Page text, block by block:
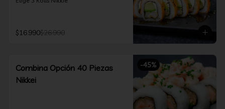
$16.990$26.990
-45%
Combina Opción 40 Piezas
Nikkei